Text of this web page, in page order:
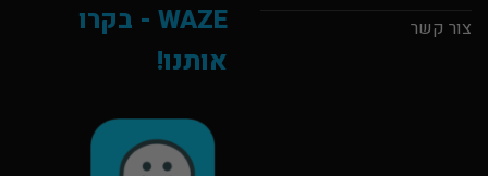
צור קשר
WAZE - בקרו
אותנו!